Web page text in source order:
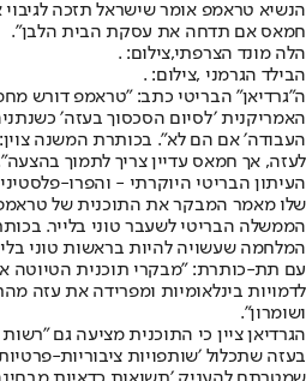
הנשיא טראמפ אומר שישראל תזכה לגיבוי
חמאס אם תדחה את עסקת הבית הלבן״.
הלה מונד הצרפתי,צילום: .
הבילד הגרמני ,צילום: .
ה"גרדיאן" הבריטי כתב: ״טראמפ דורש
האמריקנית ׳לסיום הסכסוך בעזה׳
העבודה׳ אם הם לא״. בכותרת המשנה
לעזה, אך חמאס עדיין צריך לתמוך
העיתון הבריטי היוקרתי - והפרו-
שלו מאמר המבקר את התוכנית של
הממשלה הבריטי לשעבר טוני בלייר.
המלחמה שעשויה להיות בראשות טוני
עם תת-כותרת: ״מבקרי תוכנית הטיוטה
לדמויות בינלאומיות ומפרידה את עזה
ושומרון״.
הגרדיאן ציין כי התוכנית מציעה גם
בעזה שתכלול ׳שותפויות ציבוריות-